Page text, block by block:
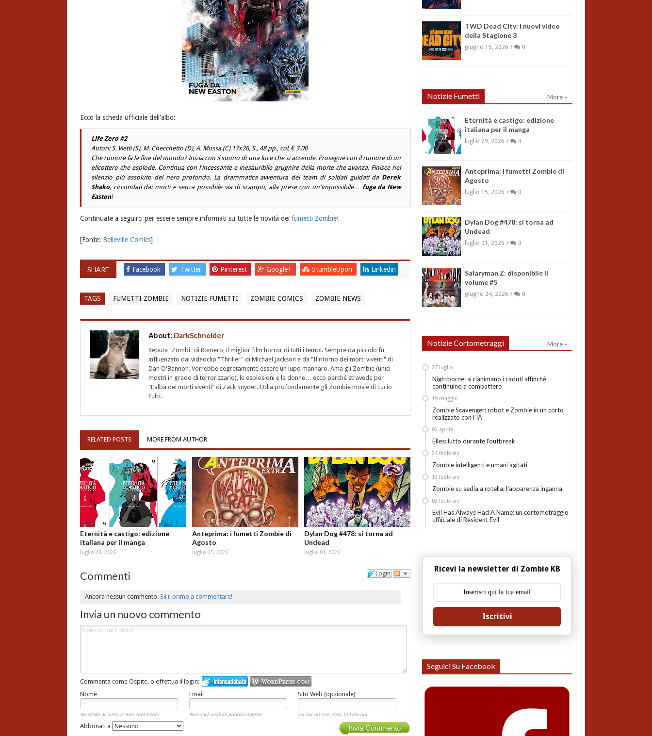
Ecco la scheda ufficiale dell'albo:
Life Zero #2
Autori: S. Vietti (S), M. Checchetto (D), A. Mossa (C) 17x26, S., 48 pp., col, € 3.00
Che rumore fa la fine del mondo? Inizia con il suono di una luce che si accende. Prosegue con il rumore di un
elicottero che esplode. Continua con l'incessante e inesauribile grugnire della morte che avanza. Finisce nel
silenzio più assoluto del nero profondo. La drammatica avventura del team di soldati guidati da Derek
Shako, circondati dai morti e senza possibile via di scampo, alla prese con un'impossibile… fuga da New
Easton!
Continuate a seguirci per essere sempre informati su tutte le novità dei fumetti Zombie!
[Fonte: Belleville Comics]
SHARE Facebook Twitter Pinterest Google+ StumbleUpon Linkedin
TAGS FUMETTI ZOMBIE NOTIZIE FUMETTI ZOMBIE COMICS ZOMBIE NEWS
About: DarkSchneider
Reputa "Zombi" di Romero, il miglior film horror di tutti i tempi. Sempre da piccolo fu
influenzato dal videoclip "Thriller" di Michael Jackson e da "Il ritorno dei morti viventi" di
Dan O'Bannon. Vorrebbe segretamente essere un lupo mannaro. Ama gli Zombie (unici
mostri in grado di terrorizzarlo), le esplosioni e le donne… ecco perché stravede per
"L’alba dei morti viventi" di Zack Snyder. Odia profondamente gli Zombie movie di Lucio
Fulci.
RELATED POSTS MORE FROM AUTHOR
Eternità e castigo: edizione
italiana per il manga
luglio 29, 2026
Anteprima: i fumetti Zombie di
Agosto
luglio 15, 2026
Dylan Dog #478: si torna ad
Undead
luglio 01, 2026
Login
Commenti
Ancora nessun commento.Sii il primo a commentare!
Invia un nuovo commento
Commenta come Ospite, o effettua il login:
Nome
Email Sito Web (opzionale)
Mostrato accanto ai tuoi commenti. Non sarà visibile pubblicamente. Sei hai un sito Web, linkalo qui.
Invia Commento
Abbonati a
TWD Dead City: i nuovi video
della Stagione 3
giugno 15, 2026 0
Notizie Fumetti More »
Eternità e castigo: edizione
italiana per il manga
luglio 29, 2026 0
Anteprima: i fumetti Zombie di
Agosto
luglio 15, 2026 0
Dylan Dog #478: si torna ad
Undead
luglio 01, 2026 0
Salaryman Z: disponibile il
volume #5
giugno 24, 2026 0
Notizie Cortometraggi More »
Nightborne: si rianimano i caduti affinchè
continuino a combattere
27 luglio
Zombie Scavenger: robot e Zombie in un corto
realizzato con l'IA
19 maggio
Elles: lutto durante l'outbreak
02 aprile
Zombie intelligenti e umani agitati
24 febbraio
Zombie su sedia a rotella: l'apparenza inganna
13 febbraio
Evil Has Always Had A Name: un cortometraggio
uffiiciale di Resident Evil
03 febbraio
Ricevi la newsletter di Zombie KB
Iscritivi
Seguici Su Facebook